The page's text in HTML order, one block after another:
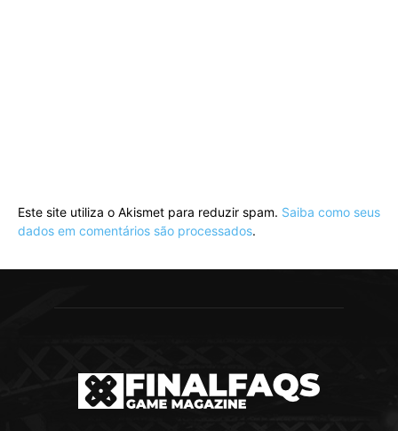
Este site utiliza o Akismet para reduzir spam. Saiba como seus
dados em comentários são processados.